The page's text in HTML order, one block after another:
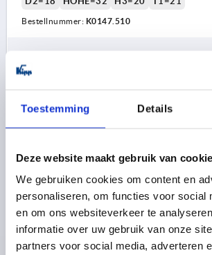
Toestemming Details
Deze website maakt gebruik van
We gebruiken cookies om content en
personaliseren, om functies voor social
en om ons websiteverkeer te
informatie over uw gebruik van onze
partners voor social media, adverteren
Bestellnummer: K0147.510
zzgl. MwSt.
zzgl. Versandkosten
KREUZGRIFF DIN6335, FORM:E
GRAUGUSS GLEITGESCHLIFFEN